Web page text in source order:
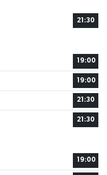
21:30
19:00
19:00
21:30
21:30
19:00